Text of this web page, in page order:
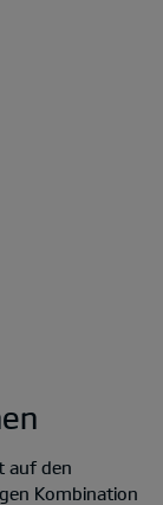
auf den
Kombination